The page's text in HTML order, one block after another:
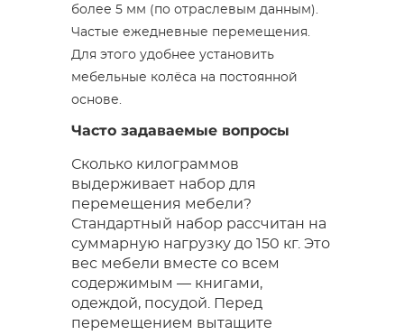
более 5 мм (по отраслевым данным).
Частые ежедневные перемещения.
Для этого удобнее установить
мебельные колёса на постоянной
основе.
Часто задаваемые вопросы
Сколько килограммов
выдерживает набор для
перемещения мебели?
Стандартный набор рассчитан на
суммарную нагрузку до 150 кг. Это
вес мебели вместе со всем
содержимым — книгами,
одеждой, посудой. Перед
перемещением вытащите